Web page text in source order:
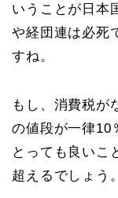
いうことが日本
や経団連は必死
すね。
もし、消費税が
の値段が一律10
とっても良いこ
超えるでしょう。